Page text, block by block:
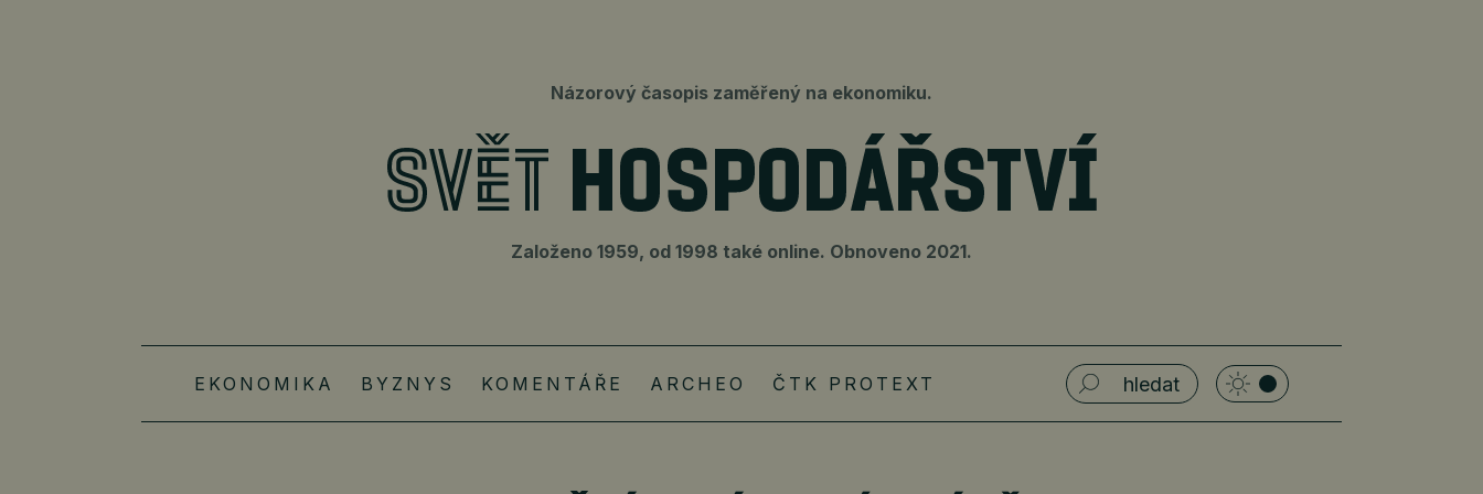
Názorový časopis zaměřený na ekonomiku.
Založeno 1959, od 1998 také online. Obnoveno 2021.
EKONOMIKA BYZNYS KOMENTÁŘE ARCHEO ČTK PROTEXT